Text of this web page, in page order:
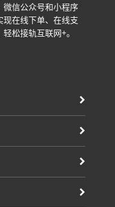
微信公众号和小程序
在线下单、在线支
松接轨互联网+。